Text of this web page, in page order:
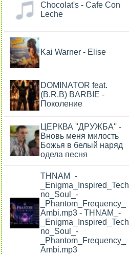
Chocolat's - Cafe Con
Leche
Kai Warner - Elise
DOMINATOR feat.
(B.R.B) BARBIE -
Поколение
ЦЕРКВА ''ДРУЖБА'' -
Вновь меня милость
Божья в белый наряд
одела песня
THNAM_-
_Enigma_Inspired_Tech
no_Soul_-
_Phantom_Frequency_
Ambi.mp3 - THNAM_-
_Enigma_Inspired_Tech
no_Soul_-
_Phantom_Frequency_
Ambi.mp3